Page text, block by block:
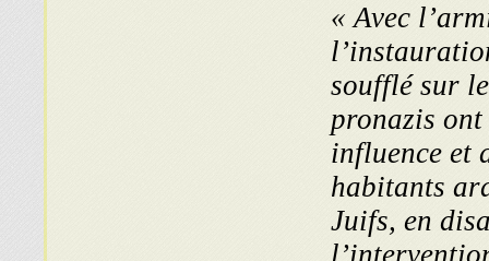
« Avec
soufflé sur
pronazis ont
influence et
habitants
Juifs, en